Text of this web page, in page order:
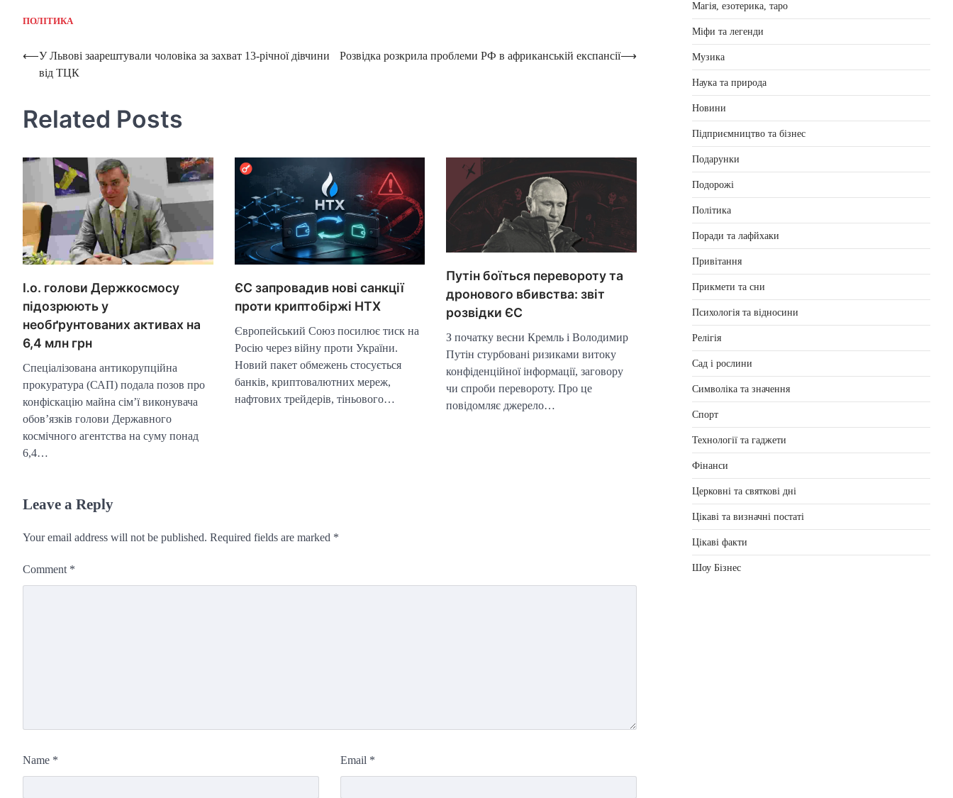
ПОЛІТИКА
Post
navigation
⟵У Львові заарештували чоловіка за захват 13-річної дівчини
від ТЦК
Розвідка розкрила проблеми РФ в африканській експансії⟶
Related Posts
І.о. голови Держкосмосу
підозрюють у
необґрунтованих активах на
6,4 млн грн
Спеціалізована антикорупційна
прокуратура (САП) подала позов про
конфіскацію майна сім’ї виконувача
обов’язків голови Державного
космічного агентства на суму понад
6,4…
ЄС запровадив нові санкції
проти криптобіржі HTX
Європейський Союз посилює тиск на
Росію через війну проти України.
Новий пакет обмежень стосується
банків, криптовалютних мереж,
нафтових трейдерів, тіньового…
Путін боїться перевороту та
дронового вбивства: звіт
розвідки ЄС
З початку весни Кремль і Володимир
Путін стурбовані ризиками витоку
конфіденційної інформації, заговору
чи спроби перевороту. Про це
повідомляє джерело…
Leave a Reply
Your email address will not be published. Required fields are marked *
Comment *
Name * Email *
Магія, езотерика, таро
Міфи та легенди
Музика
Наука та природа
Новини
Підприємництво та бізнес
Подарунки
Подорожі
Політика
Поради та лафйхаки
Привітання
Прикмети та сни
Психологія та відносини
Релігія
Сад і рослини
Символіка та значення
Спорт
Технології та гаджети
Фінанси
Церковні та святкові дні
Цікаві та визначні постаті
Цікаві факти
Шоу Бізнес